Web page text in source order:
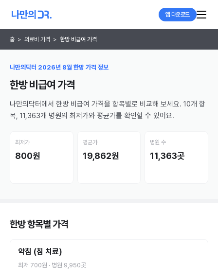
앱 다운로드
홈 > 의료비 가격 > 한방 비급여 가격
나만의닥터 2026년 8월 한방 가격 정보
한방 비급여 가격
나만의닥터에서 한방 비급여 가격을 항목별로 비교해 보세요. 10개 항
목, 11,363개 병원의 최저가와 평균가를 확인할 수 있어요.
최저가
800원
평균가
19,862원
병원 수
11,363곳
한방항목별 가격
약침 (침 치료)
최저 700원 · 병원 9,950곳